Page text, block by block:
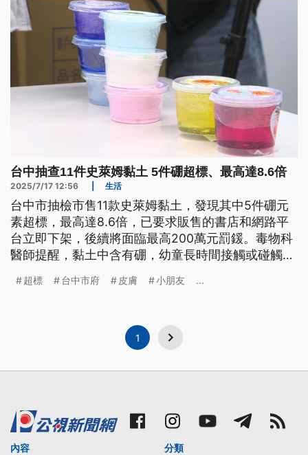
台中抽查11件史萊姆黏土 5件硼超標、最高達8.6倍
2025/7/17 12:56 生活
台中市抽檢市售11款史萊姆黏土，發現其中5件硼元
素超標，最高達8.6倍，已要求販售的書店和網路平
台立即下架，後續將面臨最高200萬元罰鍰。毒物科
醫師提醒，黏土中含有硼，幼童長時間接觸或碰觸口
超標 台中市府 皮膚 小朋友 ...
1
內容
分類